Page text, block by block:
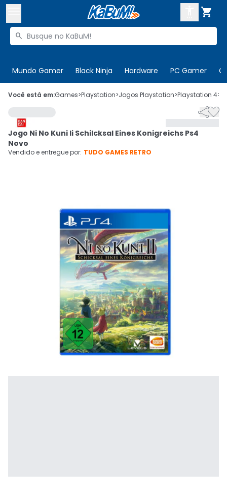

Buscar produtos

Mundo Gamer Black Ninja Hardware PC Gamer
 Olá. Acesse sua conta
 Departamentos
Cupons
CADASTRE-SE
Você está em:Games>Playstation>Jogos Playstation>Playstation 4>

Jogo Ni No Kuni Ii Schilcksal Eines Konigreichs Ps4
Novo
Vendido e entregue por: TUDO GAMES RETRO